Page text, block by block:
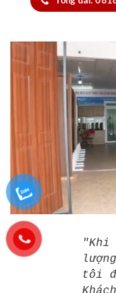
"Khi
tôi